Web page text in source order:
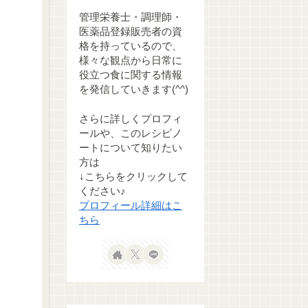
管理栄養士・調理師・
医薬品登録販売者の資
格を持っているので、
様々な観点から日常に
役立つ食に関する情報
を発信していきます(^^)
さらに詳しくプロフィ
ールや、このレシピノ
ートについて知りたい
方は
↓こちらをクリックして
ください♪
プロフィール詳細はこ
ちら